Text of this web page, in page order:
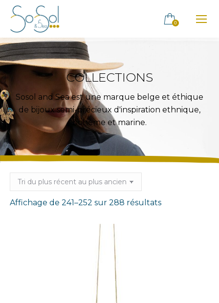
0
COLLECTIONS
Sosol and Sea est une marque belge et éthique
de bijoux semi-précieux d'inspiration ethnique,
bohème et marine.
Affichage de 241–252 sur 288 résultatsTrié